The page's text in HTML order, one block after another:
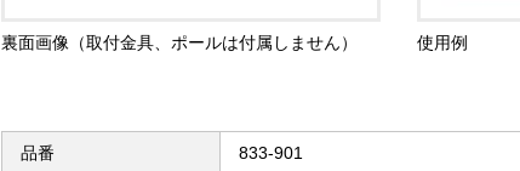
裏面画像（取付金具、ポールは付属しません） 使用例
品番 833-901